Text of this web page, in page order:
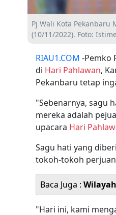
Pj Wali Kota Pekanbaru
(10/11/2022). Foto:
RIAU1.COM -Pemko
di Hari Pahlawan,
Pekanbaru tetap
"Sebenarnya, sagu
mereka adalah
upacara Hari
Sagu hati yang
tokoh-tokoh
Baca Juga :
"Hari ini, kami